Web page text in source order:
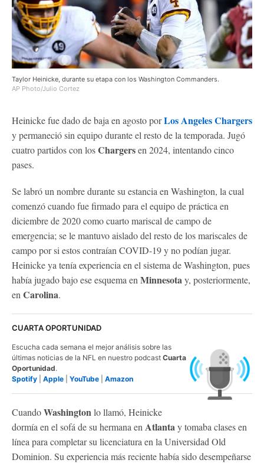
Taylor Heinicke, durante su etapa con los Washington Commanders.
AP Photo/Julio Cortez
Heinicke fue dado de baja en agosto porLos Angeles Chargers
y permaneció sin equipo durante el resto de la temporada. Jugó
cuatro partidos con losChargersen 2024, intentando cinco
pases.
Se labró un nombre durante su estancia en Washington, la cual
comenzó cuando fue firmado para el equipo de práctica en
diciembre de 2020 como cuarto mariscal de campo de
emergencia; se le mantuvo aislado del resto de los mariscales de
campo por si estos contraían COVID-19 y no podían jugar.
Heinicke ya tenía experiencia en el sistema de Washington, pues
había jugado bajo ese esquema en Minnesotay, posteriormente,
en Carolina.
CUARTA OPORTUNIDAD
Escucha cada semana el mejor análisis sobre las
últimas noticias de la NFL en nuestro podcast Cuarta
Oportunidad.
Spotify
Apple YouTube Amazon
CuandoWashingtonlo llamó, Heinicke
dormía en el sofá de su hermana en Atlantay tomaba clases en
línea para completar su licenciatura en la Universidad Old
Dominion. Su experiencia más reciente había sido desempeñarse